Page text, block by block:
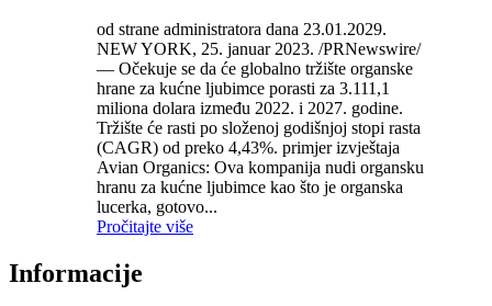
od strane administratora dana 23.01.2029.
NEW YORK, 25. januar 2023. /PRNewswire/
— Očekuje se da će globalno tržište organske
hrane za kućne ljubimce porasti za 3.111,1
miliona dolara između 2022. i 2027. godine.
Tržište će rasti po složenoj godišnjoj stopi rasta
(CAGR) od preko 4,43%. primjer izvještaja
Avian Organics: Ova kompanija nudi organsku
hranu za kućne ljubimce kao što je organska
lucerka, gotovo...
Pročitajte više
Informacije